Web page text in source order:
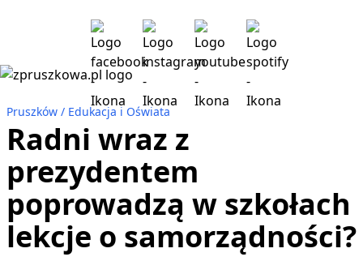
Pruszków Edukacja i Oświata
Radni wraz z
prezydentem
poprowadzą w szkołach
lekcje o samorządności?